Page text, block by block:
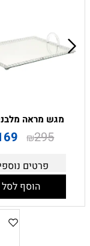
מגש מראה
₪295
פרטים
הוסף לסל